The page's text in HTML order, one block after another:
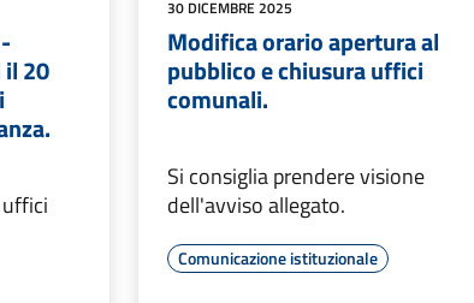
20
30 DICEMBRE 2025
Modifica orario apertura al
pubblico e chiusura uffici
comunali.
Si consiglia prendere visione
dell'avviso allegato.
Comunicazione istituzionale